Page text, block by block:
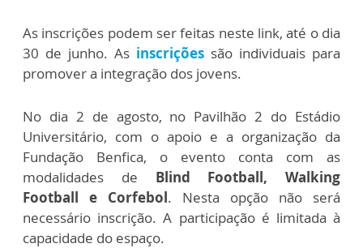
As inscrições podem ser feitas neste link, até o dia
30 de junho. As inscrições são individuais para
promover a integração dos jovens.
No dia 2 de agosto, no Pavilhão 2 do Estádio
Universitário, com o apoio e a organização da
Fundação Benfica, o evento conta com as
modalidades de Blind Football, Walking
Football e Corfebol. Nesta opção não será
necessário inscrição. A participação é limitada à
capacidade do espaço.